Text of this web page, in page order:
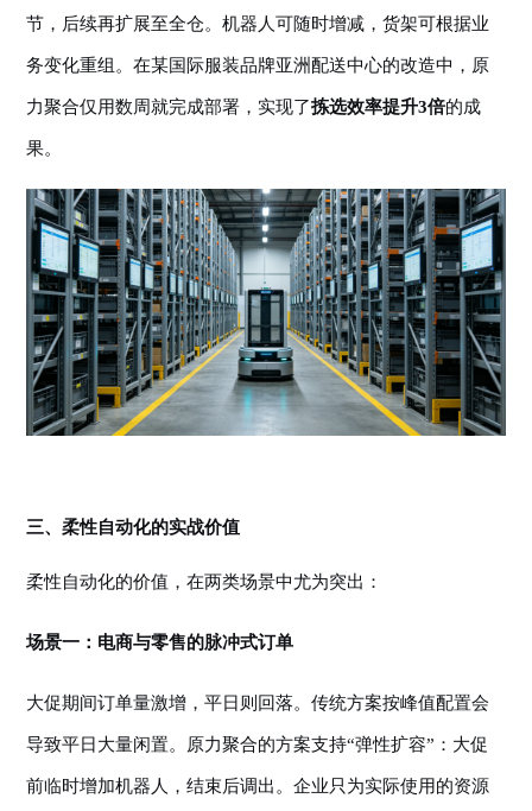
节，后续再扩展至全仓。机器人可随时增减，货架可根据业
务变化重组。在某国际服装品牌亚洲配送中心的改造中，原
力聚合仅用数周就完成部署，实现了拣选效率提升3倍的成
果。
三、柔性自动化的实战价值
柔性自动化的价值，在两类场景中尤为突出：
场景一：电商与零售的脉冲式订单
大促期间订单量激增，平日则回落。传统方案按峰值配置会
导致平日大量闲置。原力聚合的方案支持“弹性扩容”：大促
前临时增加机器人，结束后调出。企业只为实际使用的资源